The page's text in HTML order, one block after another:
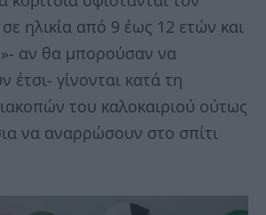
ηλικία από 9 έως 12 ετών και
αν θα μπορούσαν να
έτσι- γίνονται κατά τη
του καλοκαιριού ούτως
να αναρρώσουν στο σπίτι